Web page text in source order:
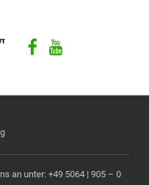
I
Facebook
Youtube
an unter: +49 5064 | 905 – 0